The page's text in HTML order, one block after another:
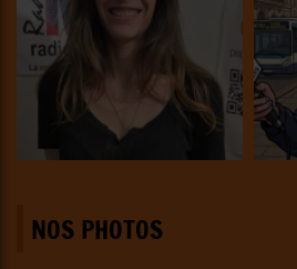
NOS PHOTOS